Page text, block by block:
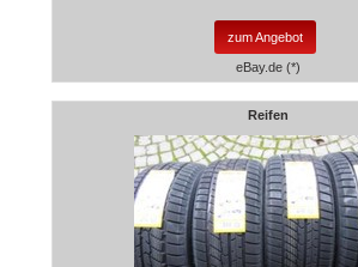
zum Angebot
eBay.de (*)
Reifen